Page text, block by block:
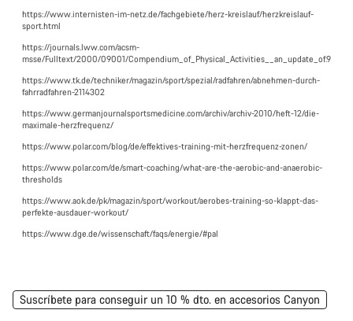
https://www.internisten-im-netz.de/fachgebiete/herz-kreislauf/herzkreislauf-
sport.html
https://journals.lww.com/acsm-
msse/Fulltext/2000/09001/Compendium_of_Physical_Activities__an_update_of.9
https://www.tk.de/techniker/magazin/sport/spezial/radfahren/abnehmen-durch-
fahrradfahren-2114302
https://www.germanjournalsportsmedicine.com/archiv/archiv-2010/heft-12/die-
maximale-herzfrequenz/
https://www.polar.com/blog/de/effektives-training-mit-herzfrequenz-zonen/
https://www.polar.com/de/smart-coaching/what-are-the-aerobic-and-anaerobic-
thresholds
https://www.aok.de/pk/magazin/sport/workout/aerobes-training-so-klappt-das-
perfekte-ausdauer-workout/
https://www.dge.de/wissenschaft/faqs/energie/#pal
Suscríbete para conseguir un 10 % dto. en accesorios Canyon